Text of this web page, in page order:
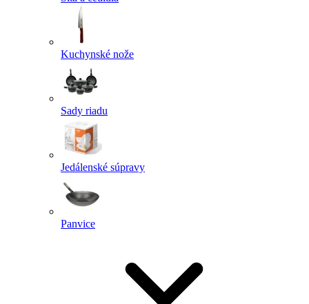
Kuchynské nože
Sady riadu
Jedálenské súpravy
Panvice